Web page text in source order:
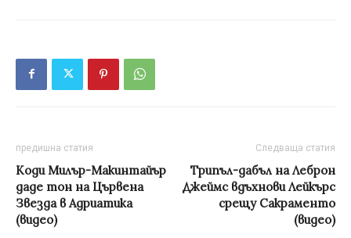
предишна статия
Коди Милър-Макинтайър
даде тон на Цървена
Звезда в Адриатика
(видео)
Следваща статия
Трипъл-дабъл на Леброн
Джеймс вдъхнови Лейкърс
срещу Сакраменто
(видео)